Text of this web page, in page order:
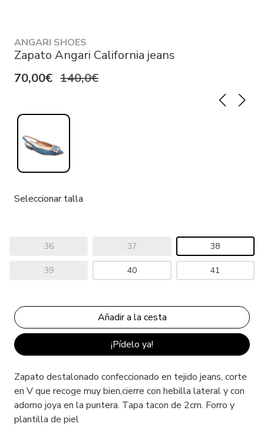
ANGARI SHOES
Zapato Angari California jeans
70,00€ 140,0€
Seleccionar talla
36 37 38
39 40 41
¡Pídelo ya!
Zapato destalonado confeccionado en tejido jeans, corte
en V que recoge muy bien,cierre con hebilla lateral y con
adorno joya en la puntera. Tapa tacon de 2cm. Forro y
plantilla de piel